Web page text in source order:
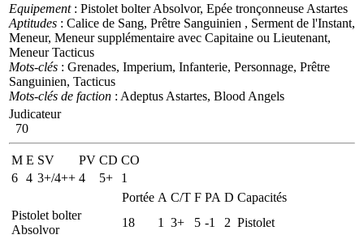
Equipement: Pistolet bolter Absolvor, Epée tronçonneuse Astartes
Aptitudes : Calice de Sang, Prêtre Sanguinien , Serment de l'Instant,
Meneur, Meneur supplémentaire avec Capitaine ou Lieutenant,
Meneur Tacticus
Mots-clés : Grenades, Imperium, Infanterie, Personnage, Prêtre
Sanguinien, Tacticus
Mots-clés de faction : Adeptus Astartes, Blood Angels
Judicateur
70
M E SV PV CD CO
6 4 3+/4++ 4 5+
1
Portée A C/T F PA D Capacités
Pistolet bolter
Absolvor
18 1 3+ 5 -1 2 Pistolet